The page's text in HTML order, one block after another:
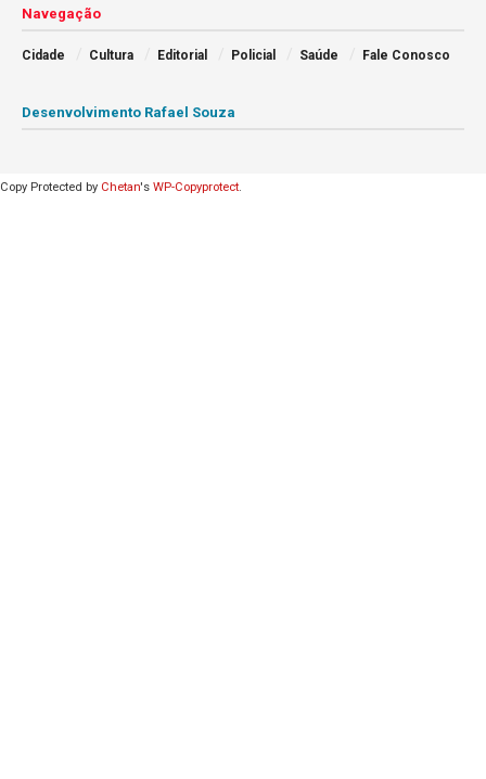
Navegação
Cidade Cultura Editorial Policial Saúde Fale Conosco
Desenvolvimento Rafael Souza
Copy Protected by Chetan's WP-Copyprotect.